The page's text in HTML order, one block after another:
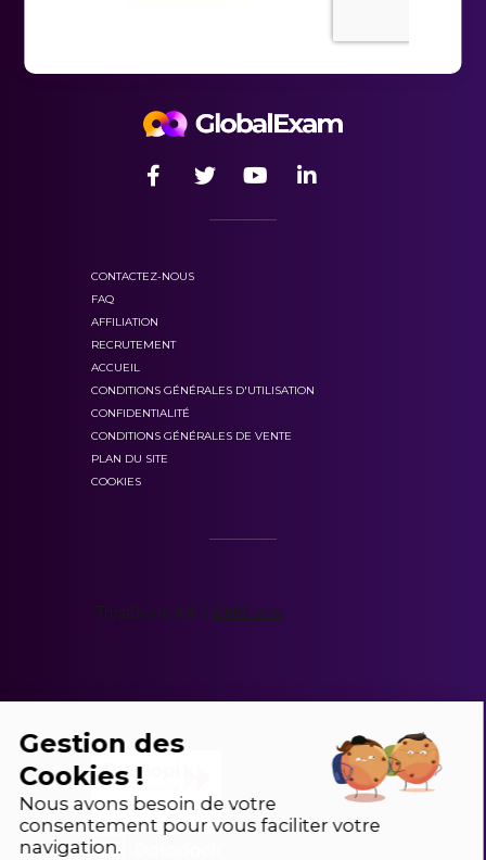
CONTACTEZ-NOUS
FAQ
AFFILIATION
RECRUTEMENT
ACCUEIL
CONDITIONS GÉNÉRALES D'UTILISATION
CONFIDENTIALITÉ
CONDITIONS GÉNÉRALES DE VENTE
PLAN DU SITE
COOKIES
Gestion des
Cookies !
Nous avons besoin de votre
consentement pour vous faciliter votre
navigation.